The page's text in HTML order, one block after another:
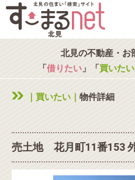
北見の不動産・お
「借りたい」「買いたい
｜買いたい｜ 物件詳細
売土地 花月町11番153